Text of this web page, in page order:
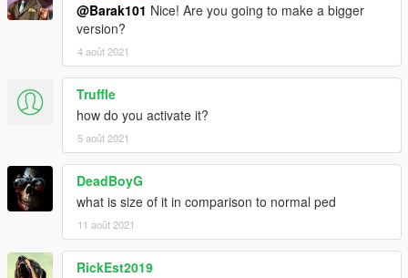
@Barak101 Nice! Are you going to make a bigger
version?
4 août 2021
Truffle
how do you activate it?
5 août 2021
DeadBoyG
what is size of it in comparison to normal ped
11 août 2021
RickEst2019